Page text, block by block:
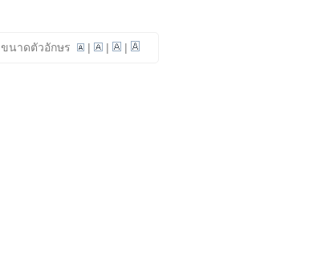
ขนาดตัวอักษร | | |